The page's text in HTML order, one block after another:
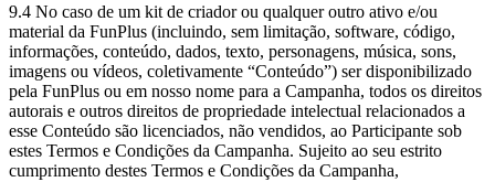
9.4 No caso de um kit de criador ou qualquer outro ativo e/ou
material da FunPlus (incluindo, sem limitação, software, código,
informações, conteúdo, dados, texto, personagens, música, sons,
imagens ou vídeos, coletivamente “Conteúdo”) ser disponibilizado
pela FunPlus ou em nosso nome para a Campanha, todos os direitos
autorais e outros direitos de propriedade intelectual relacionados a
esse Conteúdo são licenciados, não vendidos, ao Participante sob
estes Termos e Condições da Campanha. Sujeito ao seu estrito
cumprimento destes Termos e Condições da Campanha,